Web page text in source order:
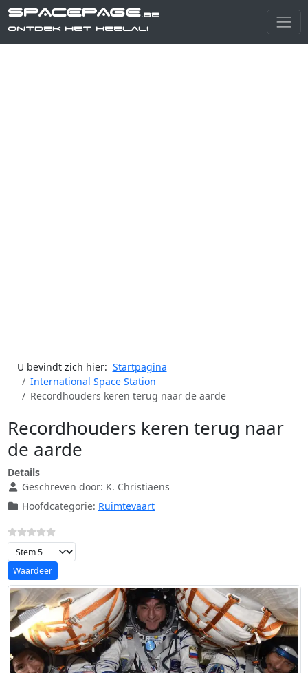
SPACEPAGE.be
Ontdek het heelal!
U bevindt zich hier: Startpagina
International Space Station
Recordhouders keren terug naar de aarde
Recordhouders keren terug naar
de aarde
Details
Geschreven door: K. Christiaens
Hoofdcategorie: Ruimtevaart
Voeg waardering toe